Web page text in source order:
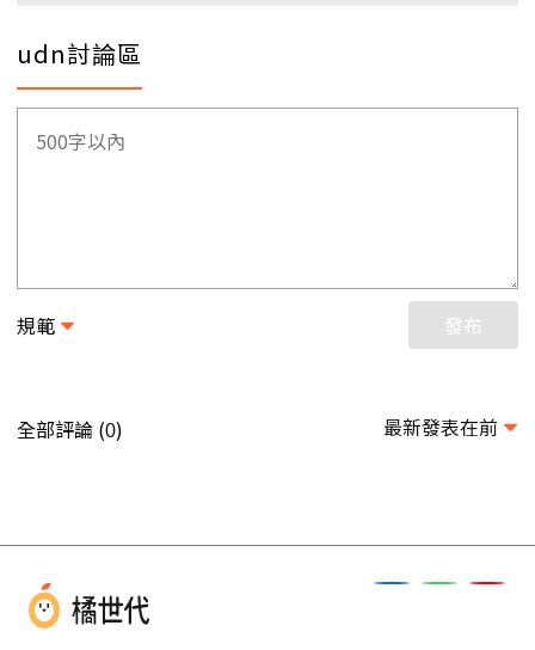
udn討論區
規範 發布
全部評論 (0) 最新發表在前